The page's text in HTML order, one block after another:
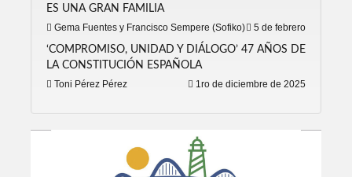
ES UNA GRAN FAMILIA
Gema Fuentes y Francisco Sempere (Sofiko) 5 de febrero
‘COMPROMISO, UNIDAD Y DIÁLOGO’ 47 AÑOS DE
LA CONSTITUCIÓN ESPAÑOLA
Toni Pérez Pérez 1ro de diciembre de 2025